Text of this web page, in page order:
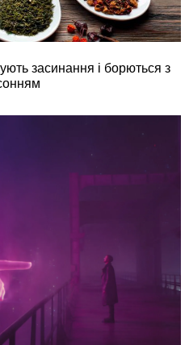
засинання і борються з